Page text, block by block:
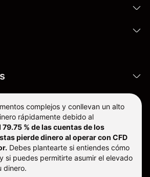
complejos y conllevan un alto
rápidamente debido al
79.75 % de las cuentas de los
pierde dinero al operar con CFD
Debes plantearte si entiendes cómo
si puedes permitirte asumir el elevado
dinero.